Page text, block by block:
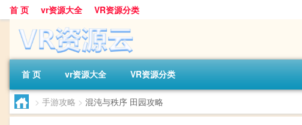
首 页 vr资源大全 VR资源分类
首 页 vr资源大全 VR资源分类
> 手游攻略 > 混沌与秩序 田园攻略